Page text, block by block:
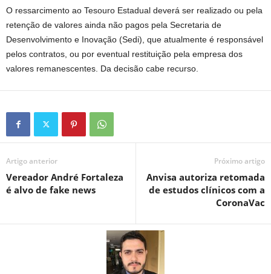
O ressarcimento ao Tesouro Estadual deverá ser realizado ou pela
retenção de valores ainda não pagos pela Secretaria de
Desenvolvimento e Inovação (Sedi), que atualmente é responsável
pelos contratos, ou por eventual restituição pela empresa dos
valores remanescentes. Da decisão cabe recurso.
Artigo anterior
Vereador André Fortaleza
é alvo de fake news
Próximo artigo
Anvisa autoriza retomada
de estudos clínicos com a
CoronaVac